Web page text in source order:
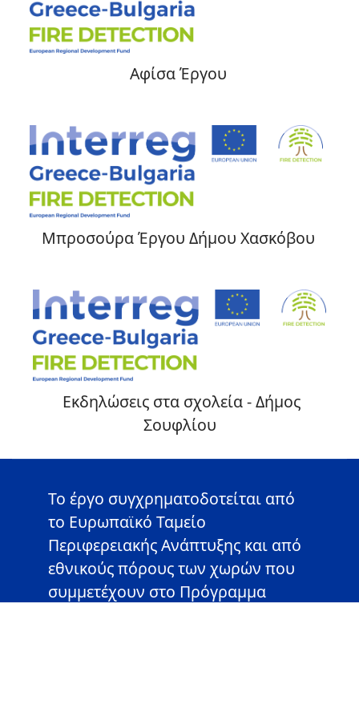
Αφίσα Έργου
Μπροσούρα Έργου Δήμου Χασκόβου
Εκδηλώσεις στα σχολεία - Δήμος
Σουφλίου
Το έργο συγχρηματοδοτείται από
το Ευρωπαϊκό Ταμείο
Περιφερειακής Ανάπτυξης και από
εθνικούς πόρους των χωρών που
συμμετέχουν στο Πρόγραμμα